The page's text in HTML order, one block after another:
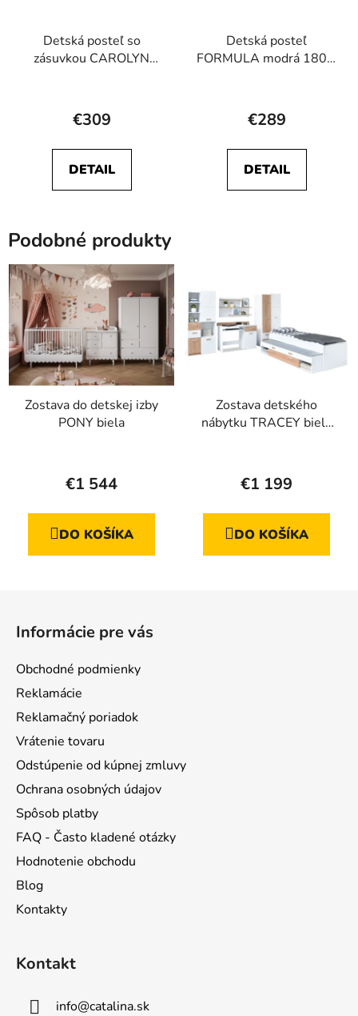
Detská posteľ so
zásuvkou CAROLYN
hodnotenie
je
5,0
hviezdičiek.
€309
DETAIL
Detská posteľ
FORMULA modrá 180 x
€289
DETAIL
Podobné produkty
Zostava do detskej izby
PONY biela
hodnotenie
je
4,5
z
€1 544
DO KOŠÍKA
Zostava detského
nábytku TRACEY biela
€1 199
DO KOŠÍKA
Informácie pre vás
Obchodné podmienky
Reklamácie
Reklamačný poriadok
Vrátenie tovaru
Odstúpenie od kúpnej zmluvy
Ochrana osobných údajov
Spôsob platby
FAQ - Často kladené otázky
Hodnotenie obchodu
Blog
Kontakty
Kontakt
info@catalina.sk